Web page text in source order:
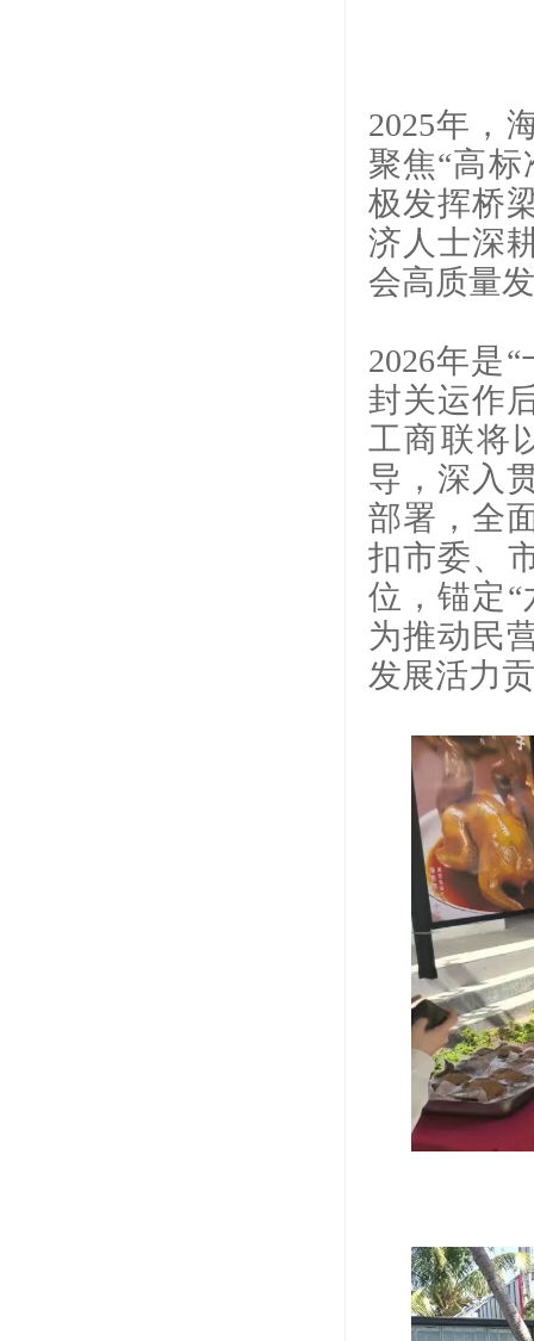
2025年，
聚焦“高
极发挥桥
济人士深
会高质量
2026年是
封关运作
工商联将
导，深入
部署，全
扣市委、
位，锚定
为推动民
发展活力